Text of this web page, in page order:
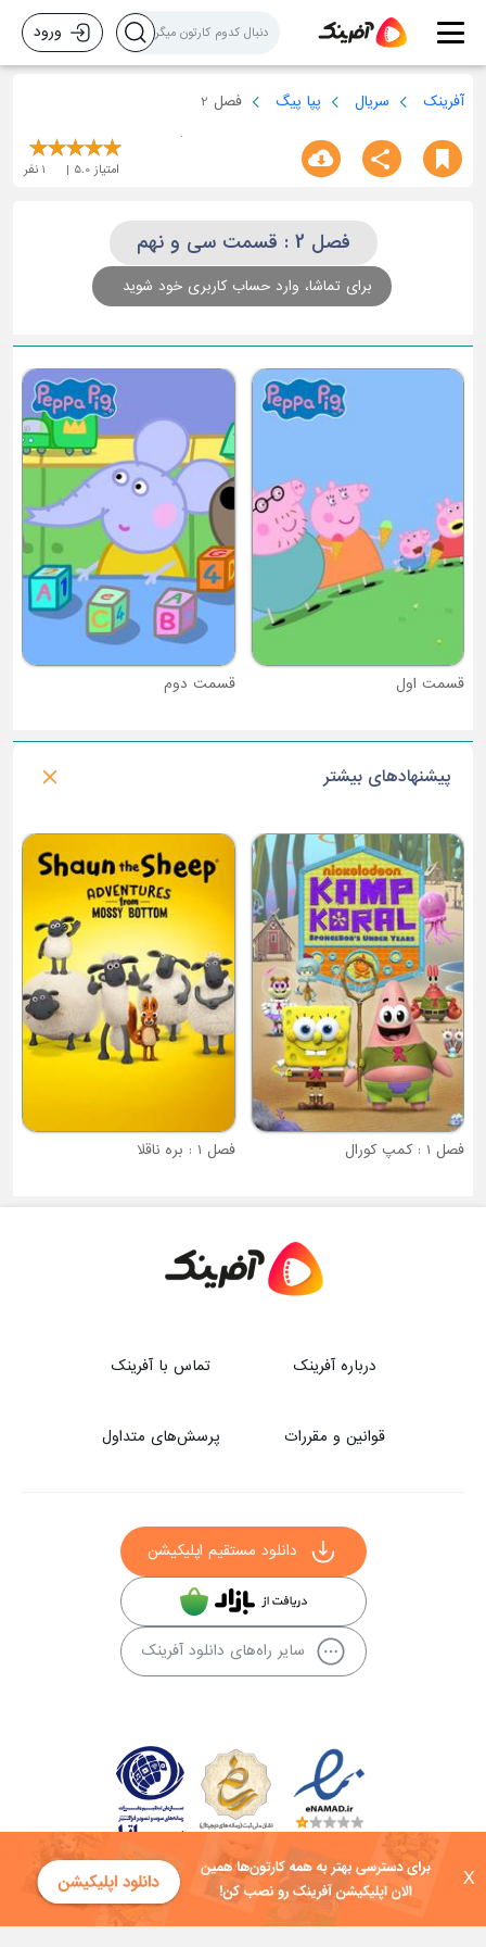
X
ورود
آفرینک سریال پپا پیگ فصل 2
امتیاز 5.0
1 نفر
فصل 2 : قسمت سی و نهم
برای تماشا، وارد حساب کاربری خود شوید
قسمت سوم
پیشنهادهای بیشتر
فصل 1 : دنیای ژوراسیک
درباره آفرینک تماس با آفرینک
قوانین و مقررات پرسش‌های متداول
دانلود مستقیم اپلیکیشن
سایر راه‌های دانلود آفرینک
کلیه حقوق این سایت به شرکت توسعه فناوی هفت آسمان توکان تعلق دارد و